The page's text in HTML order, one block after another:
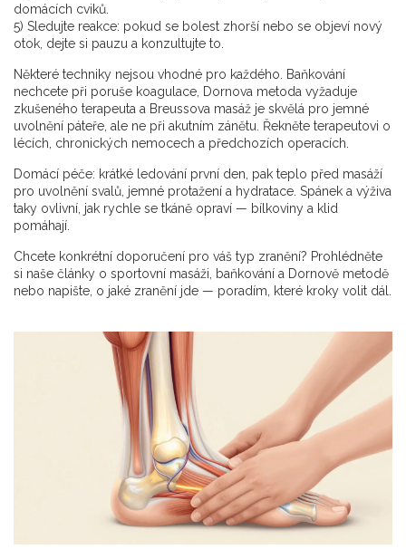
domácích cviků.
5) Sledujte reakce: pokud se bolest zhorší nebo se objeví nový
otok, dejte si pauzu a konzultujte to.
Některé techniky nejsou vhodné pro každého. Baňkování
nechcete při poruše koagulace, Dornova metoda vyžaduje
zkušeného terapeuta a Breussova masáž je skvělá pro jemné
uvolnění páteře, ale ne při akutním zánětu. Řekněte terapeutovi o
lécích, chronických nemocech a předchozích operacích.
Domácí péče: krátké ledování první den, pak teplo před masáží
pro uvolnění svalů, jemné protažení a hydratace. Spánek a výživa
taky ovlivní, jak rychle se tkáně opraví — bílkoviny a klid
pomáhají.
Chcete konkrétní doporučení pro váš typ zranění? Prohlédněte
si naše články o sportovní masáži, baňkování a Dornově metodě
nebo napište, o jaké zranění jde — poradím, které kroky volit dál.